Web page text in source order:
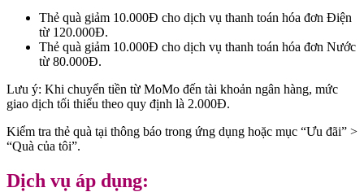
Thẻ quà giảm 10.000Đ cho dịch vụ thanh toán hóa đơn Điện
từ 120.000Đ.
Thẻ quà giảm 10.000Đ cho dịch vụ thanh toán hóa đơn Nước
từ 80.000Đ.
Lưu ý: Khi chuyển tiền từ MoMo đến tài khoản ngân hàng, mức
giao dịch tối thiểu theo quy định là 2.000Đ.
Kiểm tra thẻ quà tại thông báo trong ứng dụng hoặc mục “Ưu đãi” >
“Quà của tôi”.
Dịch vụ áp dụng: